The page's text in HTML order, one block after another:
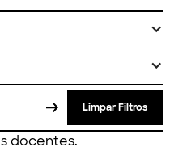
Limpar Filtros
docentes.